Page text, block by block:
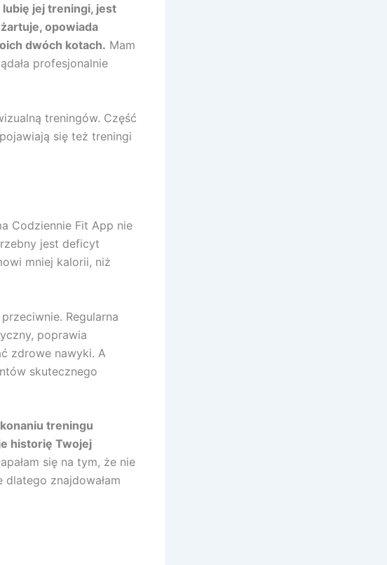
jej treningi, jest
opowiada
dwóch kotach. Mam
profesjonalnie
treningów. Część
się też treningi
Codziennie Fit App nie
jest deficyt
mniej kalorii, niż
Regularna
poprawia
zdrowe nawyki. A
skutecznego
treningu
historię Twojej
się na tym, że nie
dlatego znajdowałam